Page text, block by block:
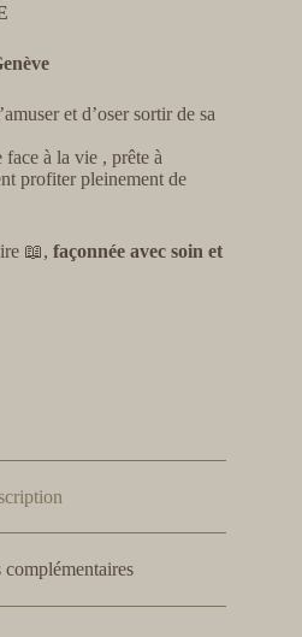
et d’oser sortir de sa
à la vie , prête à
profiter pleinement de
📖, façonnée avec soin et